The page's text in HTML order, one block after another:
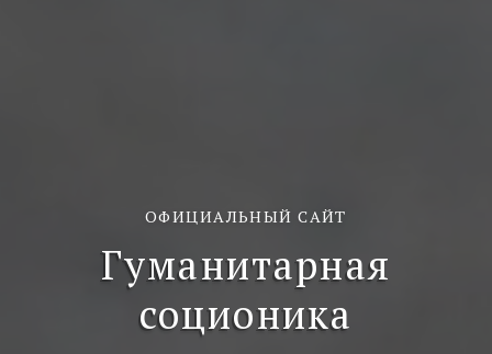
ОФИЦИАЛЬНЫЙ САЙТ
Гуманитарная
соционика